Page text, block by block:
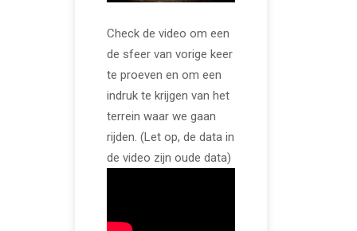
Check de video om een
de sfeer van vorige keer
te proeven en om een
indruk te krijgen van het
terrein waar we gaan
rijden. (Let op, de data in
de video zijn oude data)